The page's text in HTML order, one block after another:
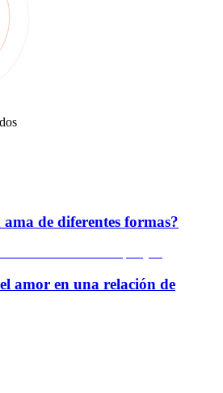
de diferentes formas?
amor en una relación de